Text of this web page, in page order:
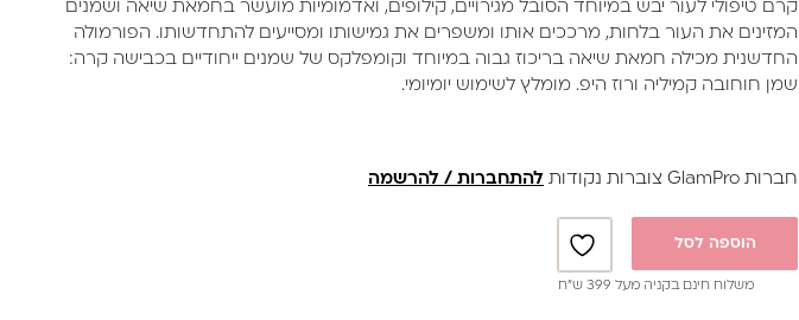
קרם טיפולי לעור יבש במיוחד הסובל מגירויים, קילופים, ואדמומיות מועשר בחמאת שיאה ושמנים
המזינים את העור בלחות, מרככים אותו ומשפרים את גמישותו ומסייעים להתחדשותו. הפורמולה
החדשנית מכילה חמאת שיאה בריכוז גבוה במיוחד וקומפלקס של שמנים ייחודיים בכבישה קרה:
שמן חוחובה קמיליה ורוז היפ. מומלץ לשימוש יומיומי.
חברות GlamPro צוברות נקודות להתחברות / להרשמה
הוספה לסל
משלוח חינם בקניה מעל 399 ש”ח